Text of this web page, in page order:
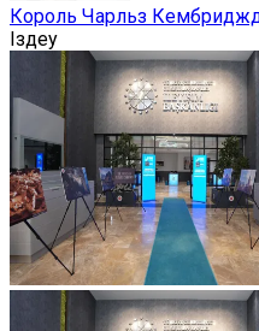
Король Чарльз
Іздеу